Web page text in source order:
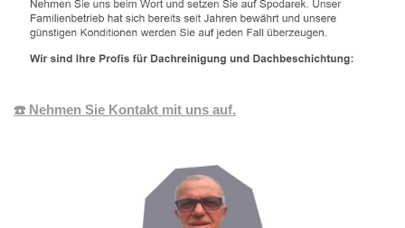
☎️ Nehmen Sie Kontakt mit uns auf.